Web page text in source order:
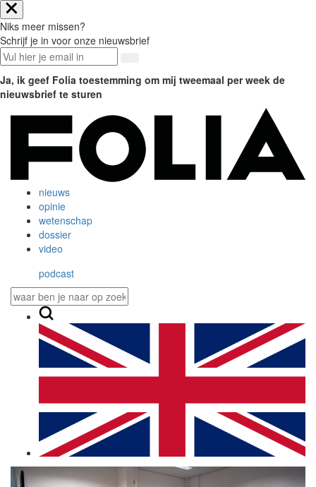
Niks meer missen?
Schrijf je in voor onze nieuwsbrief
Ja, ik geef Folia toestemming om mij tweemaal per week de
nieuwsbrief te sturen
nieuws
opinie
wetenschap
dossier
video
podcast